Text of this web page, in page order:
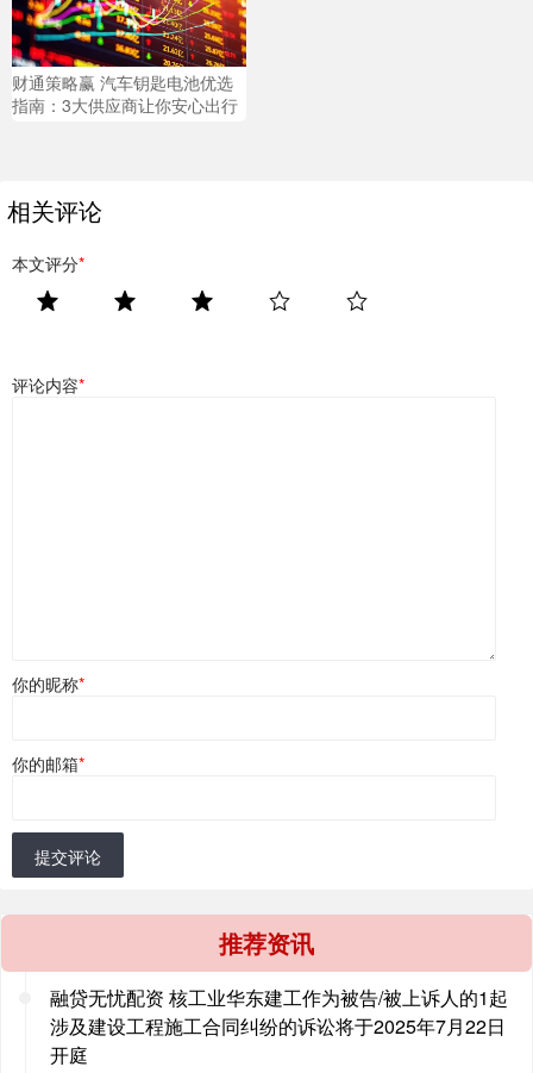
财通策略赢 汽车钥匙电池优选
指南：3大供应商让你安心出行
相关评论
本文评分*
评论内容*
你的昵称*
你的邮箱*
提交评论
推荐资讯
融贷无忧配资 核工业华东建工作为被告/被上诉人的1起
涉及建设工程施工合同纠纷的诉讼将于2025年7月22日
开庭